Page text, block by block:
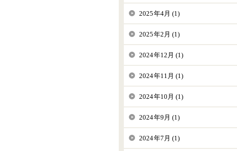
2025年4月 (1)
2025年2月 (1)
2024年12月 (1)
2024年11月 (1)
2024年10月 (1)
2024年9月 (1)
2024年7月 (1)